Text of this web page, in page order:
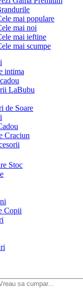
mai populare
mai noi
mai ieftine
mai scumpe
intima
LaBubu
de Soare
Craciun
Stoc
Copii